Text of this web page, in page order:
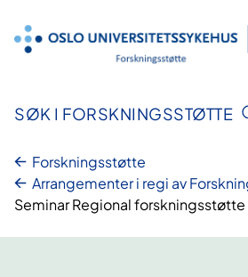
innhold
SØK I FORSKNINGSSTØTTE
Forskningsstøtte
Arrangementer i regi av
Seminar Regional forskningsstøtte